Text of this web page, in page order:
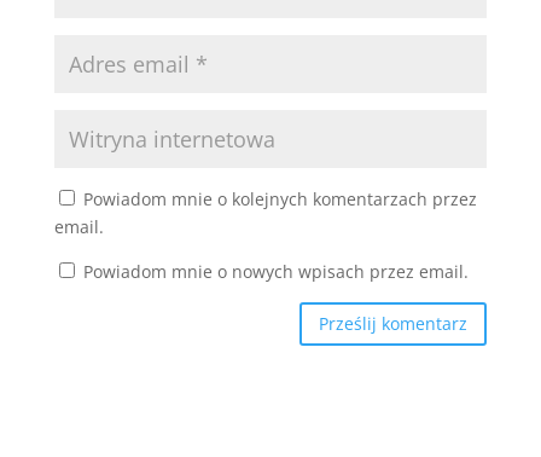
Powiadom mnie o kolejnych komentarzach przez
email.
Powiadom mnie o nowych wpisach przez email.